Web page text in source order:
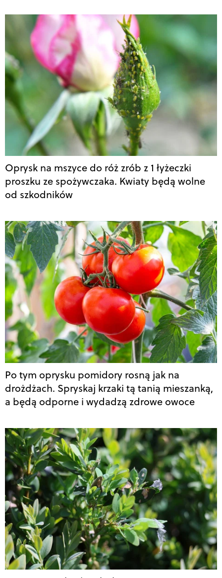
Oprysk na mszyce do róż zrób z 1 łyżeczki
proszku ze spożywczaka. Kwiaty będą wolne
od szkodników
Po tym oprysku pomidory rosną jak na
drożdżach. Spryskaj krzaki tą tanią mieszanką,
a będą odporne i wydadzą zdrowe owoce